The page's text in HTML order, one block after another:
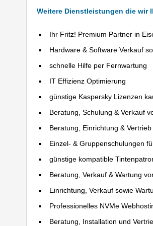
Weitere Dienstleistungen die wir
Ihr Fritz! Premium Partner in
Hardware & Software Verkauf
schnelle Hilfe per Fernwartung
IT Effizienz Optimierung
günstige Kaspersky Lizenzen
Beratung, Schulung & Verkauf
Beratung, Einrichtung &
Einzel- & Gruppenschulungen
günstige kompatible
Beratung, Verkauf & Wartung
Einrichtung, Verkauf sowie
Professionelles NVMe
Beratung, Installation und